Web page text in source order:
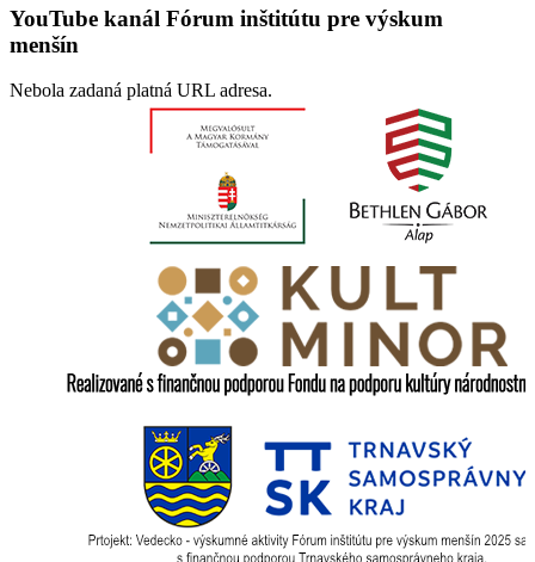
YouTube kanál Fórum inštitútu pre výskum
menšín
Nebola zadaná platná URL adresa.